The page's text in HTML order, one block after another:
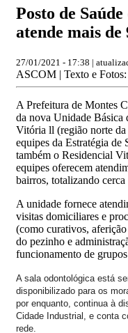
Posto de
atende mais
27/01/2021 - 17:38 |
ASCOM | Texto e Fotos:
A Prefeitura de Montes
da nova Unidade Básica
Vitória ll (região norte
equipes da Estratégia de
também o Residencial
equipes oferecem
bairros, totalizando
A unidade fornece
visitas domiciliares e
(como curativos, aferição
do pezinho e
funcionamento de
A sala odontológica está
disponibilizado para os
por enquanto, continua à
Cidade Industrial, e conta
rede.